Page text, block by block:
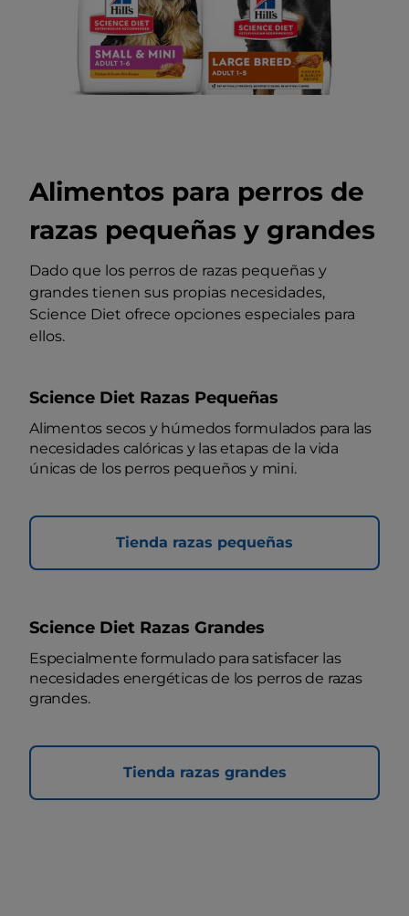
Alimentos para perros de
razas pequeñas y grandes
Dado que los perros de razas pequeñas y
grandes tienen sus propias necesidades,
Science Diet ofrece opciones especiales para
ellos.
Science Diet Razas Pequeñas
Alimentos secos y húmedos formulados para las
necesidades calóricas y las etapas de la vida
únicas de los perros pequeños y mini.
Tienda razas pequeñas
Science Diet Razas Grandes
Especialmente formulado para satisfacer las
necesidades energéticas de los perros de razas
grandes.
Tienda razas grandes